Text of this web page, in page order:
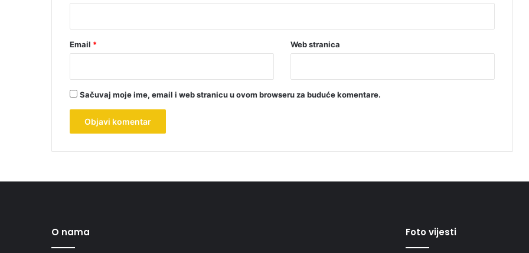
Email * Web stranica
Sačuvaj moje ime, email i web stranicu u ovom browseru za buduće komentare.
O nama Foto vijesti